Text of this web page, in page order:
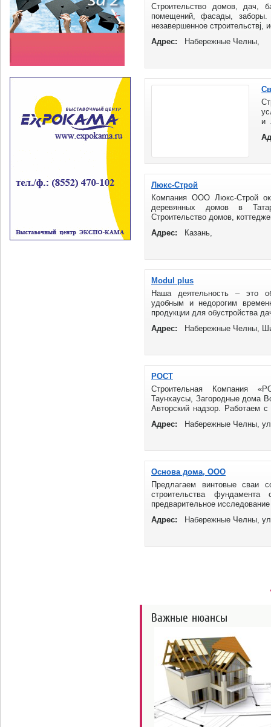
Строительство домов, дач,
помещений, фасады, заборы.
незавершенное строительствj,
Адрес:
Набережные Челны,
и
Люкс-Строй
Компания ООО Люкс-Строй
деревянных домов в
Строительство домов,
Адрес:
Казань,
Modul plus
Наша деятельность – это
удобным и недорогим
продукции для обустройства
Адрес:
Набережные Челны,
РОСТ
Строительная Компания
Таунхаусы, Загородные дома
Авторский надзор. Работаем
Адрес: Набережные Челны,
Основа дома, ООО
Предлагаем винтовые сваи
строительства
предварительное
Адрес:
Набережные Челны,
Важные нюансы